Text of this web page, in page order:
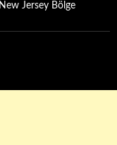
Jersey Bölge